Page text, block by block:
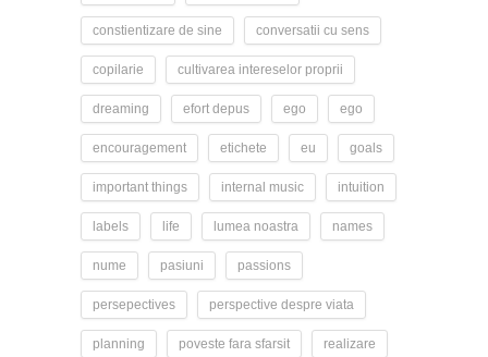
constientizare de sine conversatii cu sens
copilarie cultivarea intereselor proprii
dreaming efort depus ego ego
encouragement etichete eu goals
important things internal music intuition
labels life lumea noastra names
nume pasiuni passions
persepectives perspective despre viata
planning poveste fara sfarsit realizare